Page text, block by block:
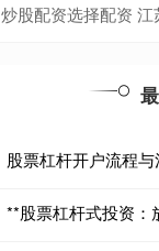
炒股配资选择配资 江苏
股票杠杆开户流程
**股票杠杆式投资：